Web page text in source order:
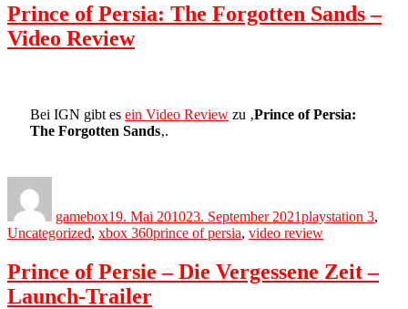
Prince of Persia: The Forgotten Sands –
Video Review
Bei IGN gibt es ein Video Review zu ‚Prince of Persia:
The Forgotten Sands‚.
gamebox19. Mai 201023. September 2021playstation 3,
Uncategorized, xbox 360Tags
prince of persia, video review
Prince of Persie – Die Vergessene Zeit –
Launch-Trailer